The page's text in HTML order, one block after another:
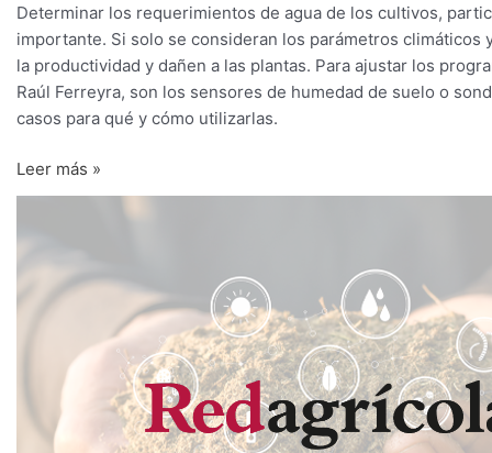
Determinar los requerimientos de agua de los cultivos,
importante. Si solo se consideran los parámetros
la productividad y dañen a las plantas. Para ajustar los
Raúl Ferreyra, son los sensores de humedad de suelo o
casos para qué y cómo utilizarlas.
provecho
a
las
sondas
de
Leer más »
estomática